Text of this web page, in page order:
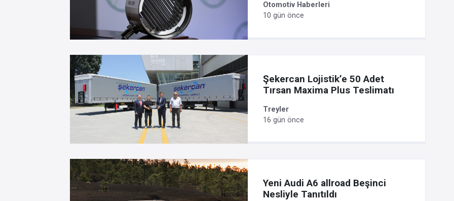
Otomotiv Haberleri
10 gün önce
Şekercan Lojistik’e 50 Adet
Tırsan Maxima Plus Teslimatı
Treyler
16 gün önce
Yeni Audi A6 allroad Beşinci
Nesliyle Tanıtıldı